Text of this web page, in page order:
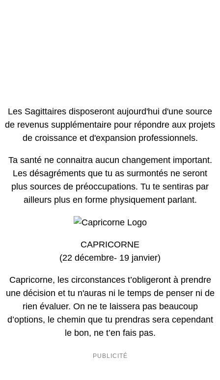
Les Sagittaires disposeront aujourd'hui d'une source
de revenus supplémentaire pour répondre aux projets
de croissance et d'expansion professionnels.
Ta santé ne connaitra aucun changement important.
Les désagréments que tu as surmontés ne seront
plus sources de préoccupations. Tu te sentiras par
ailleurs plus en forme physiquement parlant.
CAPRICORNE
(22 décembre- 19 janvier)
Capricorne, les circonstances t’obligeront à prendre
une décision et tu n'auras ni le temps de penser ni de
rien évaluer. On ne te laissera pas beaucoup
d’options, le chemin que tu prendras sera cependant
le bon, ne t’en fais pas.